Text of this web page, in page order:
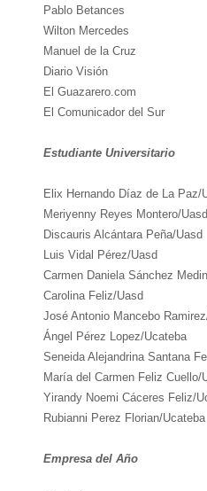
Pablo Betances
Wilton Mercedes
Manuel de la Cruz
Diario Visión
El Guazarero.com
El Comunicador del Sur
Estudiante Universitario
Elix Hernando Díaz de La Paz/
Meriyenny Reyes Montero/Uasd
Discauris Alcántara Peña/Uasd
Luis Vidal Pérez/Uasd
Carmen Daniela Sánchez
Carolina Feliz/Uasd
José Antonio Mancebo
Ángel Pérez Lopez/Ucateba
Seneida Alejandrina Santana
María del Carmen Feliz Cuello/
Yirandy Noemi Cáceres Feliz/
Rubianni Perez Florian/Ucateba
Empresa del Año